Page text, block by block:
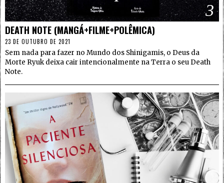
3
DEATH NOTE (MANGÁ+FILME+POLÊMICA)
23 DE OUTUBRO DE 2021
Sem nada para fazer no Mundo dos Shinigamis, o Deus da
Morte Ryuk deixa cair intencionalmente na Terra o seu Death
Note.